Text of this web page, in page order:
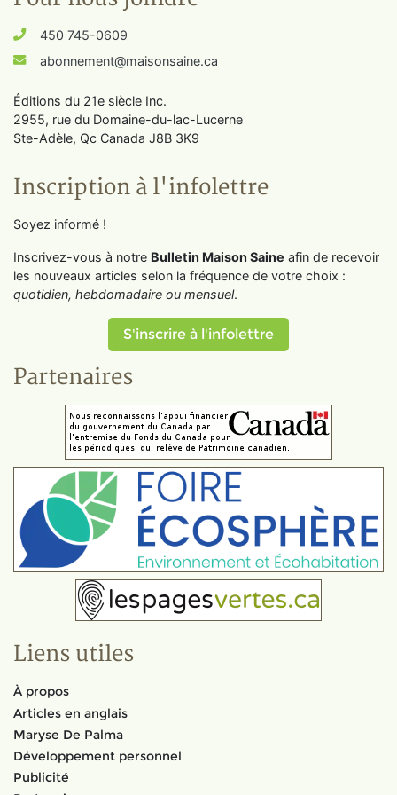
450 745-0609
abonnement@maisonsaine.ca
Éditions du 21e siècle Inc.
2955, rue du Domaine-du-lac-Lucerne
Ste-Adèle, Qc Canada J8B 3K9
Inscription à l'infolettre
Soyez informé !
Inscrivez-vous à notre Bulletin Maison Saine afin de recevoir
les nouveaux articles selon la fréquence de votre choix :
quotidien, hebdomadaire ou mensuel.
S'inscrire à l'infolettre
Partenaires
Liens utiles
À propos
Articles en anglais
Maryse De Palma
Développement personnel
Publicité